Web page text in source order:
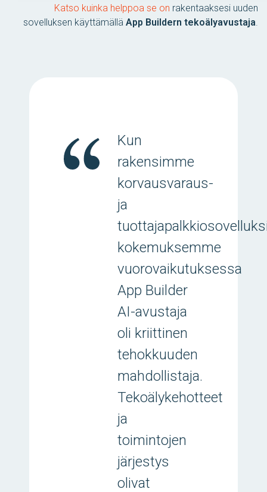
Katso kuinka helppoa se on rakentaaksesi uuden
sovelluksen käyttämällä App Buildern tekoälyavustaja
Kun
rakensimme
korvausvaraus-
ja
kokemuksemme
vuorovaikutuksessa
App Builder
AI-avustaja
oli kriittinen
tehokkuuden
mahdollistaja.
Tekoälykehotteet
ja
toimintojen
järjestys
olivat